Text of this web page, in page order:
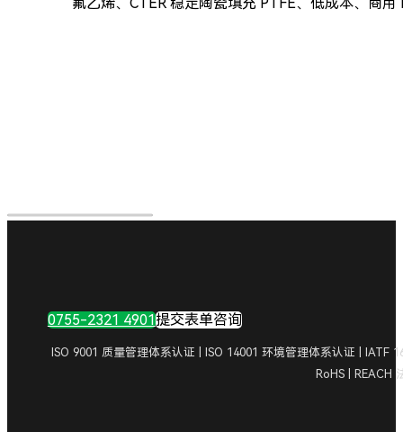
0755-2321 4901提交表单咨询
ISO 9001 质量管理体系认证 | ISO 14001 环境管理体系认证 | IATF
RoHS | REACH